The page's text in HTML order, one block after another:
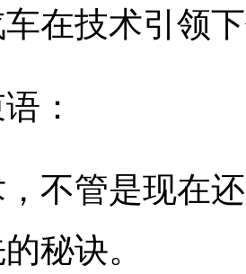
在技术引领
：
管是现在还
秘诀。